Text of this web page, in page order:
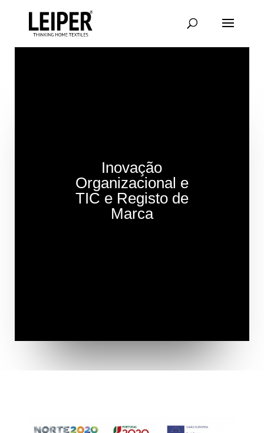
Inovação
Organizacional e
TIC e Registo de
Marca